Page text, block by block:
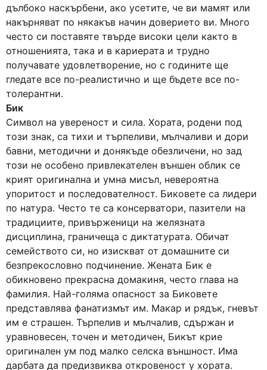
дълбоко наскърбени, ако усетите, че ви мамят или
накърняват по някакъв начин доверието ви. Много
често си поставяте твърде високи цели както в
отношенията, така и в кариерата и трудно
получавате удовлетворение, но с годините ще
гледате все по-реалистично и ще бъдете все по-
толерантни.
Бик
Символ на увереност и сила. Хората, родени под
този знак, са тихи и търпеливи, мълчаливи и дори
бавни, методични и донякъде обезличени, но зад
този не особено привлекателен външен облик се
крият оригинална и умна мисъл, невероятна
упоритост и последователност. Биковете са лидери
по натура. Често те са консерватори, пазители на
традициите, привърженици на желязната
дисциплина, граничеща с диктатурата. Обичат
семейството си, но изискват от домашните си
безпрекословно подчинение. Жената Бик е
обикновено прекрасна домакиня, често глава на
фамилия. Най-голяма опасност за Биковете
представлява фанатизмът им. Макар и рядък, гневът
им е страшен. Търпелив и мълчалив, сдържан и
уравновесен, точен и методичен, Бикът крие
оригинален ум под малко селска външност. Има
дарбата да предизвиква откровеност у хората.